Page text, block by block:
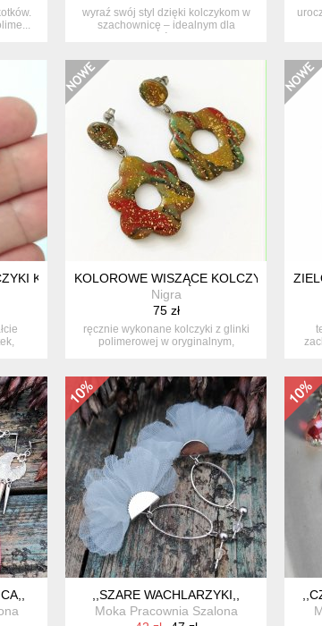
wyraź swój styl dzięki kolczykom w
szachownicę – idealnym dla
miłośnic...
KWIATKI STOKROTKA AFRYKAŃSKA
KOLOROWE WISZĄCE KOLCZYKI
Nigra
75 zł
ręcznie wykonane kolczyki z glinki
polimerowej w oryginalnym,
,,SZARE WACHLARZYKI,,
Moka Pracownia Szalona